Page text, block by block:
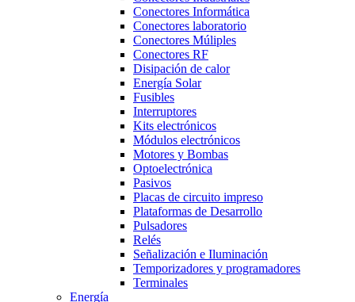
Conectores Informática
Conectores laboratorio
Conectores Múliples
Conectores RF
Disipación de calor
Energía Solar
Fusibles
Interruptores
Kits electrónicos
Módulos electrónicos
Motores y Bombas
Optoelectrónica
Pasivos
Placas de circuito impreso
Plataformas de Desarrollo
Pulsadores
Relés
Señalización e Iluminación
Temporizadores y programadores
Terminales
Energía